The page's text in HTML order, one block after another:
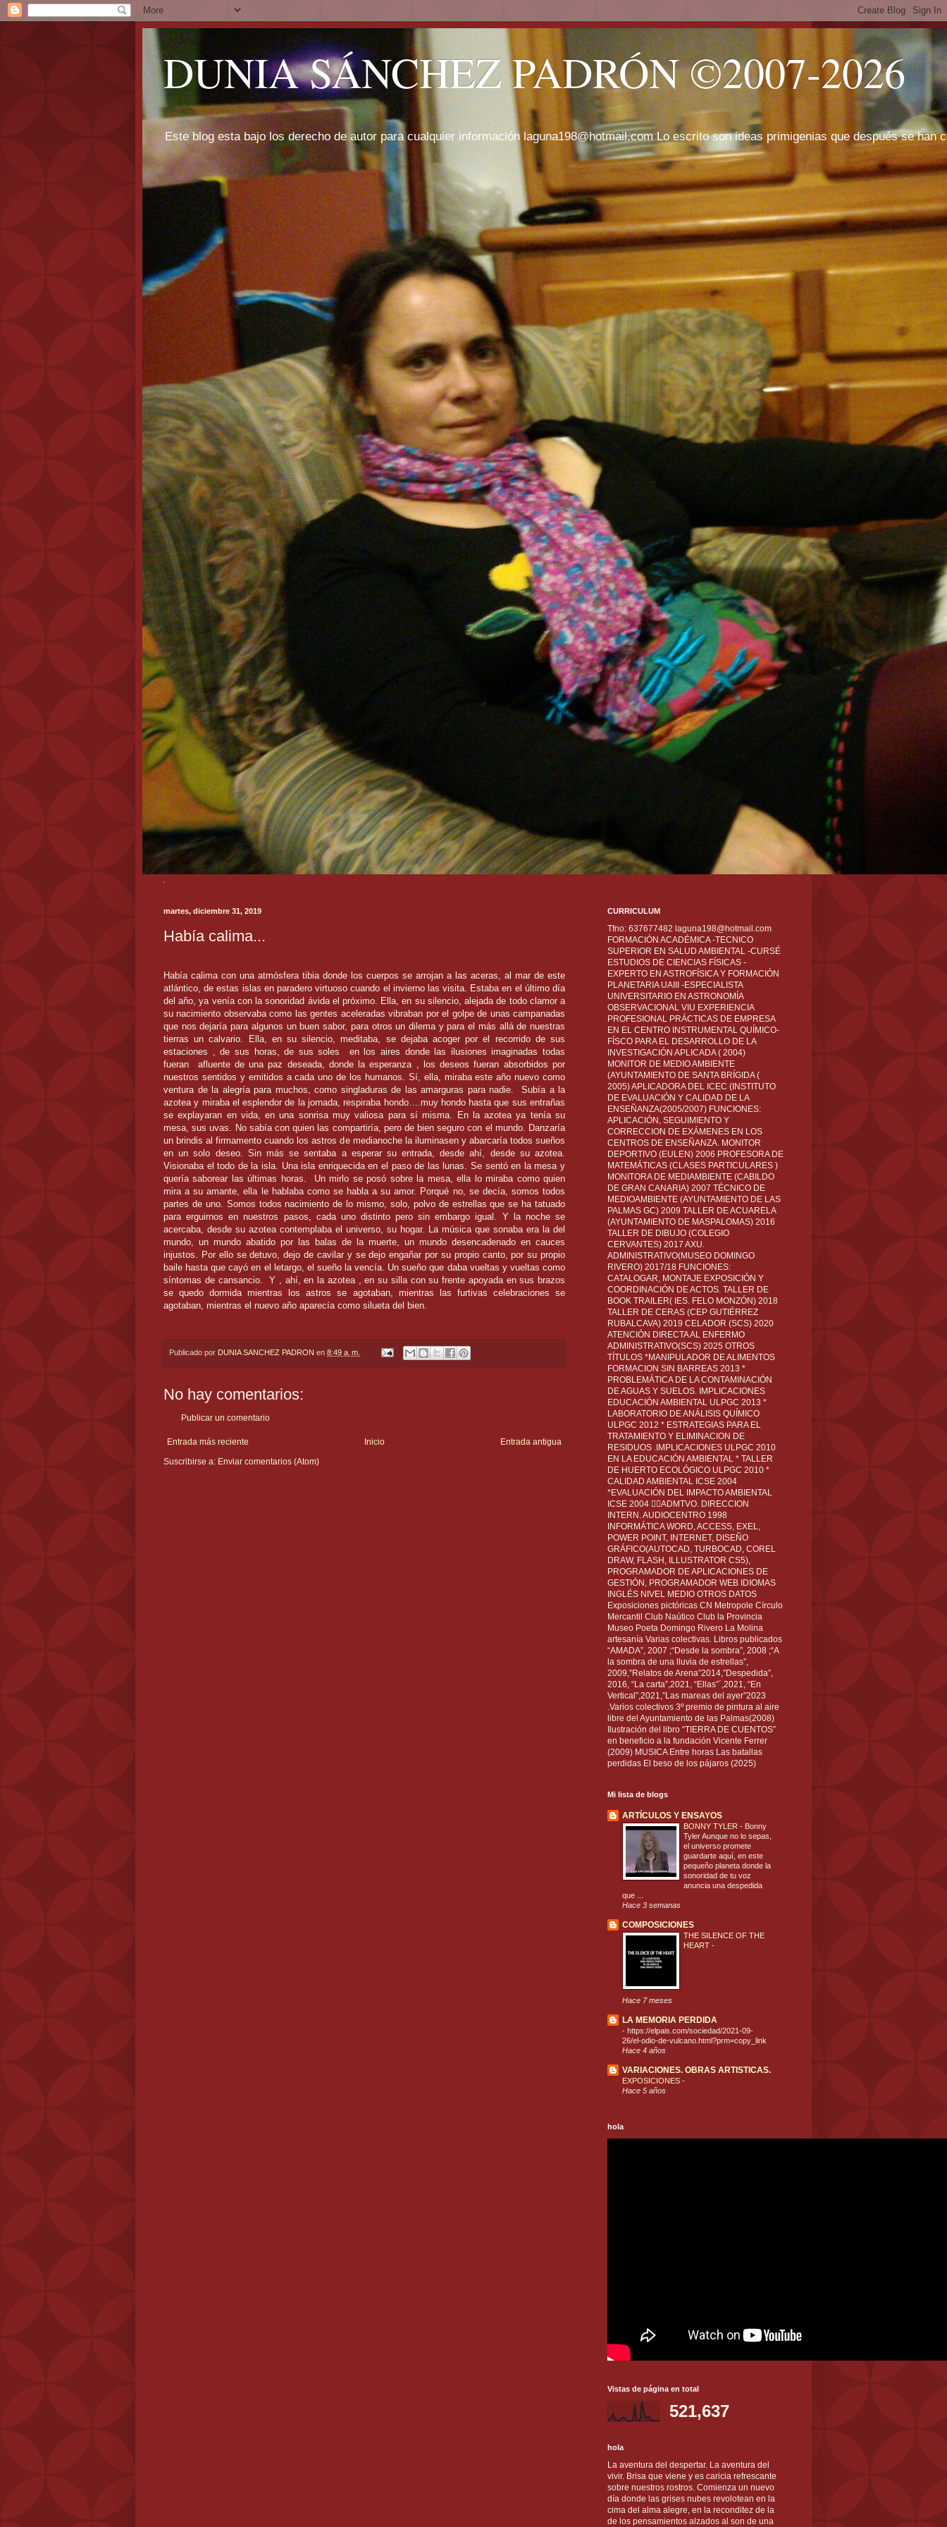
DUNIA SÁNCHEZ PADRÓN ©2007-2026
Este blog esta bajo los derecho de autor para cualquier información laguna198@hotmail.com Lo escrito son ideas primigenias que después se han
martes, diciembre 31, 2019
Había calima...
Había calima con una atmósfera tibia donde los cuerpos se arrojan a las aceras, al mar de este
atlántico, de estas islas en paradero virtuoso cuando el invierno las visita. Estaba en el último día
del año, ya venía con la sonoridad ávida el próximo. Ella, en su silencio, alejada de todo clamor a
su nacimiento observaba como las gentes aceleradas vibraban por el golpe de unas campanadas
que nos dejaría para algunos un buen sabor, para otros un dilema y para el más allá de nuestras
tierras un calvario. Ella, en su silencio, meditaba, se dejaba acoger por el recorrido de sus
estaciones , de sus horas, de sus soles
en los aires donde las ilusiones imaginadas todas
fueran
afluente de una paz deseada, donde la esperanza , los deseos fueran absorbidos por
nuestros sentidos y emitidos a cada uno de los humanos. Sí, ella, miraba este año nuevo como
ventura de la alegría para muchos, como singladuras de las amarguras para nadie.
Subía a la
azotea y miraba el esplendor de la jornada, respiraba hondo….muy hondo hasta que sus entrañas
se explayaran en vida, en una sonrisa muy valiosa para sí misma. En la azotea ya tenía su
mesa, sus uvas. No sabía con quien las compartiría, pero de bien seguro con el mundo. Danzaría
un brindis al firmamento cuando los astros de medianoche la iluminasen y abarcaría todos sueños
en un solo deseo. Sin más se sentaba a esperar su entrada, desde ahí, desde su azotea.
Visionaba el todo de la isla. Una isla enriquecida en el paso de las lunas. Se sentó en la mesa y
quería saborear las últimas horas.
Un mirlo se posó sobre la mesa, ella lo miraba como quien
mira a su amante, ella le hablaba como se habla a su amor. Porqué no, se decía, somos todos
partes de uno. Somos todos nacimiento de lo mismo, solo, polvo de estrellas que se ha tatuado
para erguirnos en nuestros pasos, cada uno distinto pero sin embargo igual. Y la noche se
acercaba, desde su azotea contemplaba el universo, su hogar. La música que sonaba era la del
mundo, un mundo abatido por las balas de la muerte, un mundo desencadenado en cauces
injustos. Por ello se detuvo, dejo de cavilar y se dejo engañar por su propio canto, por su propio
baile hasta que cayó en el letargo, el sueño la vencía. Un sueño que daba vueltas y vueltas como
síntomas de cansancio.
Y , ahí, en la azotea , en su silla con su frente apoyada en sus brazos
se quedo dormida mientras los astros se agotaban, mientras las furtivas celebraciones se
agotaban, mientras el nuevo año aparecía como silueta del bien.
Publicado por DUNIA SANCHEZ PADRON en 8:49 a. m.
No hay comentarios:
Publicar un comentario
Entrada más reciente Entrada antigua
Inicio
Suscribirse a: Enviar comentarios (Atom)
CURRICULUM
Tfno: 637677482 laguna198@hotmail.com
FORMACIÓN ACADÉMICA -TECNICO
SUPERIOR EN SALUD AMBIENTAL -CURSÉ
ESTUDIOS DE CIENCIAS FÍSICAS -
EXPERTO EN ASTROFÍSICA Y FORMACIÓN
PLANETARIA UAIII -ESPECIALISTA
UNIVERSITARIO EN ASTRONOMÍA
OBSERVACIONAL VIU EXPERIENCIA
PROFESIONAL PRÁCTICAS DE EMPRESA
EN EL CENTRO INSTRUMENTAL QUÍMICO-
FÍSCO PARA EL DESARROLLO DE LA
INVESTIGACIÓN APLICADA ( 2004)
MONITOR DE MEDIO AMBIENTE
(AYUNTAMIENTO DE SANTA BRÍGIDA (
2005) APLICADORA DEL ICEC (INSTITUTO
DE EVALUACIÓN Y CALIDAD DE LA
ENSEÑANZA(2005/2007) FUNCIONES:
APLICACIÓN, SEGUIMIENTO Y
CORRECCION DE EXÁMENES EN LOS
CENTROS DE ENSEÑANZA. MONITOR
DEPORTIVO (EULEN) 2006 PROFESORA DE
MATEMÁTICAS (CLASES PARTICULARES )
MONITORA DE MEDIAMBIENTE (CABILDO
DE GRAN CANARIA) 2007 TÉCNICO DE
MEDIOAMBIENTE (AYUNTAMIENTO DE LAS
PALMAS GC) 2009 TALLER DE ACUARELA
(AYUNTAMIENTO DE MASPALOMAS) 2016
TALLER DE DIBUJO (COLEGIO
CERVANTES) 2017 AXU.
ADMINISTRATIVO(MUSEO DOMINGO
RIVERO) 2017/18 FUNCIONES:
CATALOGAR, MONTAJE EXPOSICIÓN Y
COORDINACIÓN DE ACTOS. TALLER DE
BOOK TRAILER( IES. FELO MONZÓN) 2018
TALLER DE CERAS (CEP GUTIÉRREZ
RUBALCAVA) 2019 CELADOR (SCS) 2020
ATENCIÓN DIRECTA AL ENFERMO
ADMINISTRATIVO(SCS) 2025 OTROS
TÍTULOS *MANIPULADOR DE ALIMENTOS
FORMACION SIN BARREAS 2013 *
PROBLEMÁTICA DE LA CONTAMINACIÓN
DE AGUAS Y SUELOS. IMPLICACIONES
EDUCACIÓN AMBIENTAL ULPGC 2013 *
LABORATORIO DE ANÁLISIS QUÍMICO
ULPGC 2012 * ESTRATEGIAS PARA EL
TRATAMIENTO Y ELIMINACION DE
RESIDUOS .IMPLICACIONES ULPGC 2010
EN LA EDUCACIÓN AMBIENTAL * TALLER
DE HUERTO ECOLÓGICO ULPGC 2010 *
CALIDAD AMBIENTAL ICSE 2004
*EVALUACIÓN DEL IMPACTO AMBIENTAL
ICSE 2004 ADMTVO. DIRECCION
INTERN. AUDIOCENTRO 1998
INFORMÁTICA WORD, ACCESS, EXEL,
POWER POINT, INTERNET, DISEÑO
GRÁFICO(AUTOCAD, TURBOCAD, COREL
DRAW, FLASH, ILLUSTRATOR CS5),
PROGRAMADOR DE APLICACIONES DE
GESTIÓN, PROGRAMADOR WEB IDIOMAS
INGLÉS NIVEL MEDIO OTROS DATOS
Exposiciones pictóricas CN Metropole Círculo
Mercantil Club Naútico Club la Provincia
Museo Poeta Domingo Rivero La Molina
artesanía Varias colectivas. Libros publicados
“AMADA”, 2007 ;“Desde la sombra”, 2008 ;“A
la sombra de una lluvia de estrellas”,
2009,”Relatos de Arena”2014,”Despedida”,
2016, “La carta”,2021, “Ellas”´,2021, “En
Vertical”,2021,”Las mareas del ayer”2023
.Varios colectivos 3º premio de pintura al aire
libre del Ayuntamiento de las Palmas(2008)
Ilustración del libro “TIERRA DE CUENTOS”
en beneficio a la fundación Vicente Ferrer
(2009) MUSICA Entre horas Las batallas
perdidas El beso de los pájaros (2025)
Mi lista de blogs
ARTÍCULOS Y ENSAYOS
BONNY TYLER - Bonny
Tyler Aunque no lo sepas,
el universo promete
guardarte aquí, en este
pequeño planeta donde la
sonoridad de tu voz
anuncia una despedida
que ...
Hace 3 semanas
COMPOSICIONES
THE SILENCE OF THE
HEART -
Hace 7 meses
LA MEMORIA PERDIDA
- https://elpais.com/sociedad/2021-09-
26/el-odio-de-vulcano.html?prm=copy_link
Hace 4 años
VARIACIONES. OBRAS ARTISTICAS.
EXPOSICIONES -
Hace 5 años
hola
Vistas de página en total
521,637
hola
La aventura del despertar. La aventura del
vivir. Brisa que viene y es caricia refrescante
sobre nuestros rostros. Comienza un nuevo
día donde las grises nubes revolotean en la
cima del alma alegre, en la reconditez de la
de los pensamientos alzados al son de una